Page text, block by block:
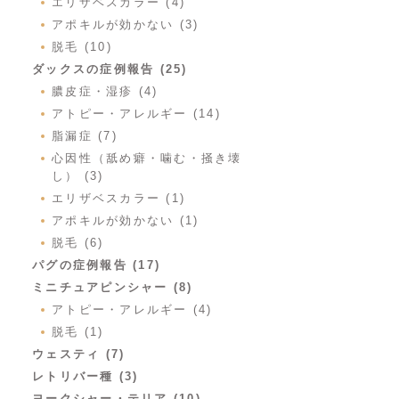
アポキルが効かない (3)
脱毛 (10)
ダックスの症例報告 (25)
膿皮症・湿疹 (4)
アトピー・アレルギー (14)
脂漏症 (7)
心因性（舐め癖・噛む・掻き壊
し） (3)
エリザベスカラー (1)
アポキルが効かない (1)
脱毛 (6)
パグの症例報告 (17)
ミニチュアピンシャー (8)
アトピー・アレルギー (4)
脱毛 (1)
ウェスティ (7)
レトリバー種 (3)